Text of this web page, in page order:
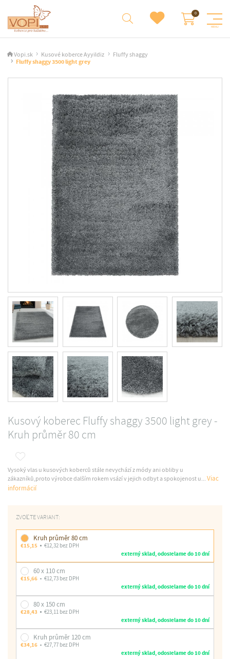
Vopi.sk Kusové koberce Ayyildiz
Fluffy shaggy
Fluffy shaggy 3500 light grey
Kusový koberec Fluffy shaggy 3500 light grey -
Kruh průměr 80 cm
Vysoký vlas u kusových koberců stále nevychází z módy ani obliby u
zákazníků,proto výrobce dalším rokem vsází v jejich odbyt a spokojenost u...Viac
informácií
ZVOĽTE VARIANT:
Kruh průměr 80 cm
€15,15
€12,32 bez DPH
externý sklad, odosielame do 10 dní
60 x 110 cm
€15,66
€12,73 bez DPH
externý sklad, odosielame do 10 dní
80 x 150 cm
€28,43
€23,11 bez DPH
externý sklad, odosielame do 10 dní
Kruh průměr 120 cm
€34,16
€27,77 bez DPH
externý sklad, odosielame do 10 dní